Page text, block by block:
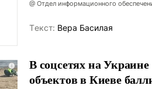
@ Отдел информационного
Tекст: Вера Басилая
В соцсетях на
объектов в Киеве